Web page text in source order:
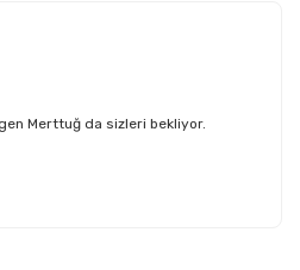
Merttuğ da sizleri bekliyor.